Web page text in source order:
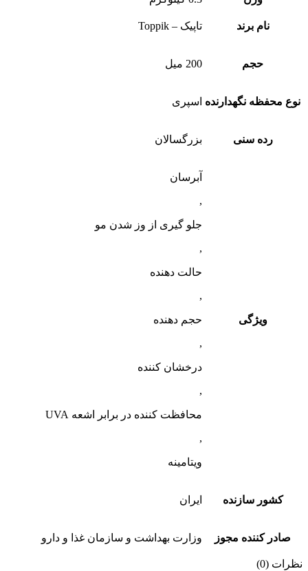
نام برند تاپیک – Toppik
حجم
محفظه نگهدارنده اسپری
رده سنی بزرگسالان
ویژگی
آبرسان
جلو گیری از وز شدن مو
حالت دهنده
حجم دهنده
درخشان کننده
محافظت کننده در برابر اشعه UVA
ویتامینه
کشور سازنده ایران
صادر کننده مجوز وزارت بهداشت و سازمان غذا و دارو
(0)